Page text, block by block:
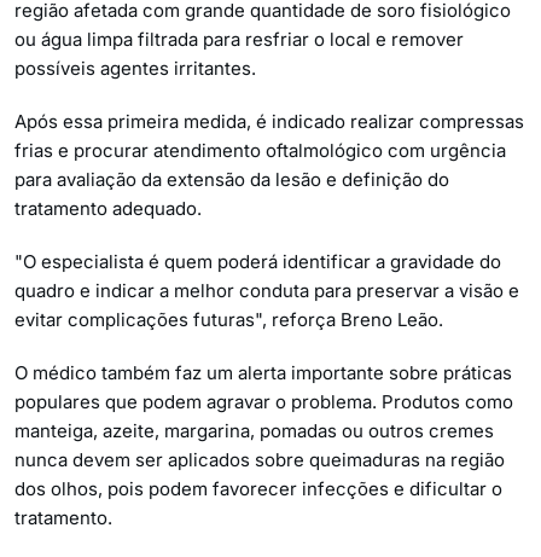
região afetada com grande quantidade de soro fisiológico
ou água limpa filtrada para resfriar o local e remover
possíveis agentes irritantes.
Após essa primeira medida, é indicado realizar compressas
frias e procurar atendimento oftalmológico com urgência
para avaliação da extensão da lesão e definição do
tratamento adequado.
"O especialista é quem poderá identificar a gravidade do
quadro e indicar a melhor conduta para preservar a visão e
evitar complicações futuras", reforça Breno Leão.
O médico também faz um alerta importante sobre práticas
populares que podem agravar o problema. Produtos como
manteiga, azeite, margarina, pomadas ou outros cremes
nunca devem ser aplicados sobre queimaduras na região
dos olhos, pois podem favorecer infecções e dificultar o
tratamento.